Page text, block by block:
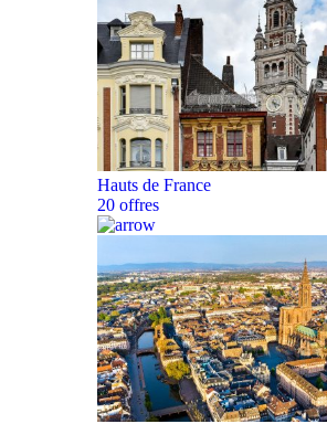
Hauts de France
20 offres